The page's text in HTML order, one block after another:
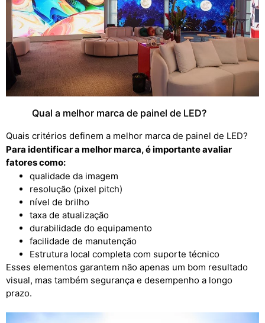
Qual a melhor marca de painel de LED?
Quais critérios definem a melhor marca de painel de LED?
Para identificar a melhor marca, é importante avaliar
fatores como:
qualidade da imagem
resolução (pixel pitch)
nível de brilho
taxa de atualização
durabilidade do equipamento
facilidade de manutenção
Estrutura local completa com suporte técnico
Esses elementos garantem não apenas um bom resultado
visual, mas também segurança e desempenho a longo
prazo.